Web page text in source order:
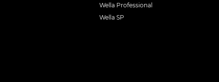
Wella Professional
Wella SP